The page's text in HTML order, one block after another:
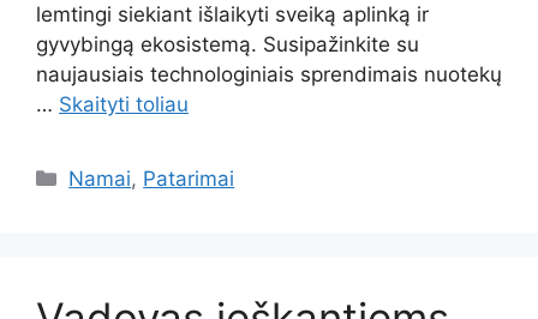
lemtingi siekiant išlaikyti sveiką aplinką ir
gyvybingą ekosistemą. Susipažinkite su
naujausiais technologiniais sprendimais nuotekų
… Skaityti toliau
Kategorijos
Namai, Patarimai